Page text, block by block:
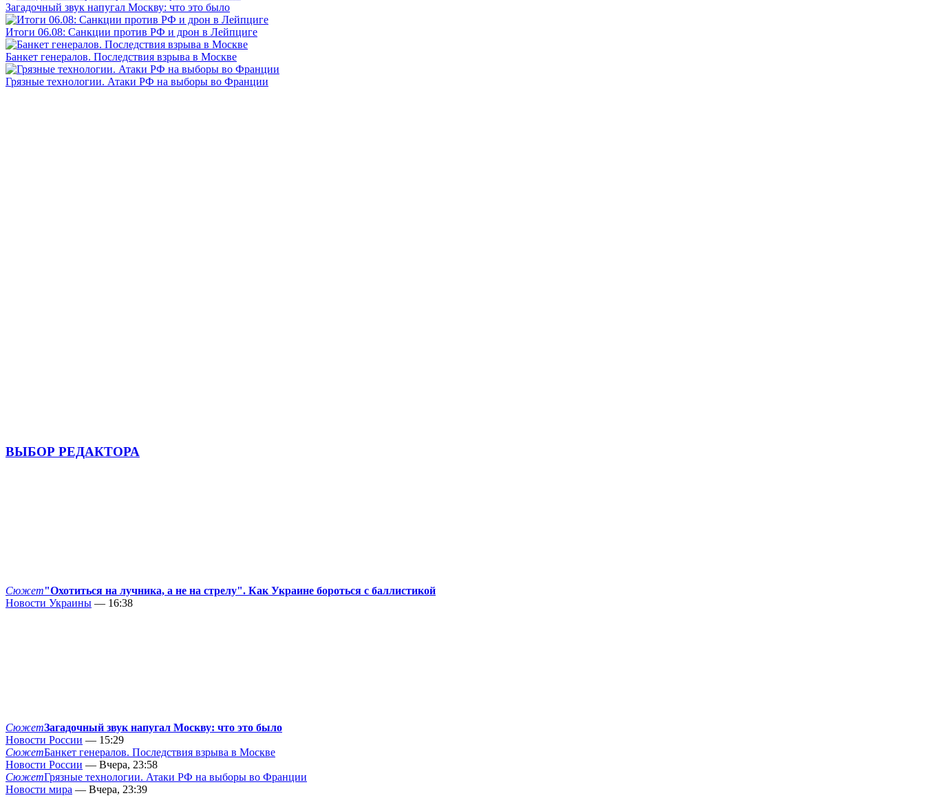
Загадочный звук напугал Москву: что это было
Итоги 06.08: Санкции против РФ и дрон в Лейпциге
Банкет генералов. Последствия взрыва в Москве
Грязные технологии. Атаки РФ на выборы во Франции
ВЫБОР РЕДАКТОРА
Сюжет"Охотиться на лучника, а не на стрелу". Как Украине бороться с баллистикой
Новости Украины — 16:38
СюжетЗагадочный звук напугал Москву: что это было
Новости России — 15:29
СюжетБанкет генералов. Последствия взрыва в Москве
Новости России — Вчера, 23:58
СюжетГрязные технологии. Атаки РФ на выборы во Франции
Новости мира — Вчера, 23:39